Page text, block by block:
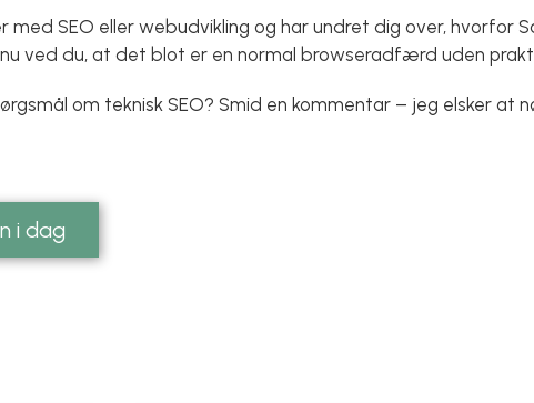
med SEO eller webudvikling og har undret dig over, hvorfor
ved du, at det blot er en normal browseradfærd uden
om teknisk SEO? Smid en kommentar – jeg elsker at
i dag